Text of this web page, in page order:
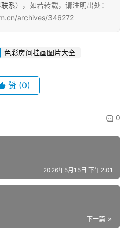
系），如若转载，请注明出处：
archives/346272
色彩房间挂画图片大全
赞 (0)
0
2026年5月15日 下午2:01
下一篇